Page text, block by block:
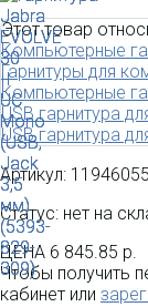
Этот товар
Компьютерные
Гарнитуры для
Компьютерные
USB гарнитура
USB гарнитура
Артикул: 11946055
Статус: нет на
ЦЕНА 6 845.85 р.
Чтобы получить
кабинет или